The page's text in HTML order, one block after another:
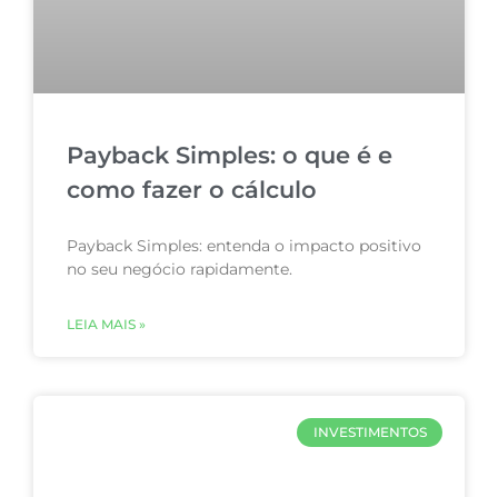
Payback Simples: o que é e
como fazer o cálculo
Payback Simples: entenda o impacto positivo
no seu negócio rapidamente.
LEIA MAIS »
INVESTIMENTOS